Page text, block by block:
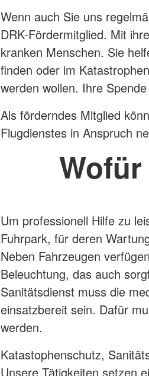
Wenn auch Sie uns
DRK-Fördermitglied. Mit
kranken Menschen. Sie
finden oder im
werden wollen. Ihre
Als förderndes Mitglied
Flugdienstes in Anspruch
Um professionell Hilfe zu
Fuhrpark, für deren
Neben Fahrzeugen
Beleuchtung, das auch
Sanitätsdienst muss die
einsatzbereit sein. Dafür
werden.
Katastophenschutz,
Unsere Tätigkeiten setzen